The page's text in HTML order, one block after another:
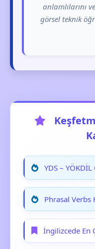
anlamlılarını
görsel teknik
YDS –
Phrasal Verbs
İngilizcede En